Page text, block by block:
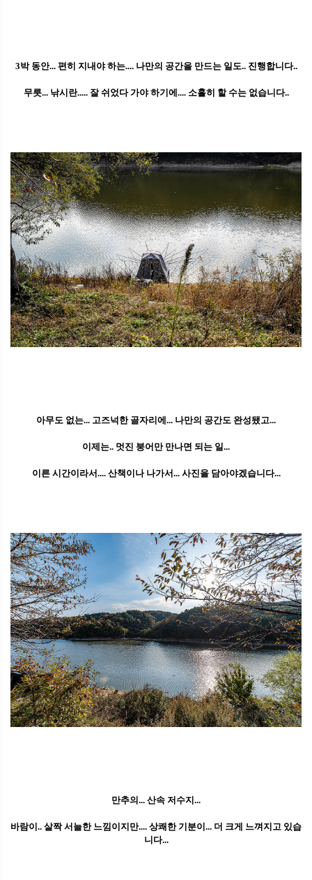
3박 동안... 편히 지내야 하는.... 나만의 공간을 만드는 일도.. 진행합니다..
무릇... 낚시란..... 잘 쉬었다 가야 하기에.... 소홀히 할 수는 없습니다..
아무도 없는... 고즈넉한 골자리에... 나만의 공간도 완성됐고...
이제는.. 멋진 붕어만 만나면 되는 일...
이른 시간이라서.... 산책이나 나가서... 사진을 담아야겠습니다...
만추의... 산속 저수지...
바람이.. 살짝 서늘한 느낌이지만.... 상쾌한 기분이... 더 크게 느껴지고 있습
니다...